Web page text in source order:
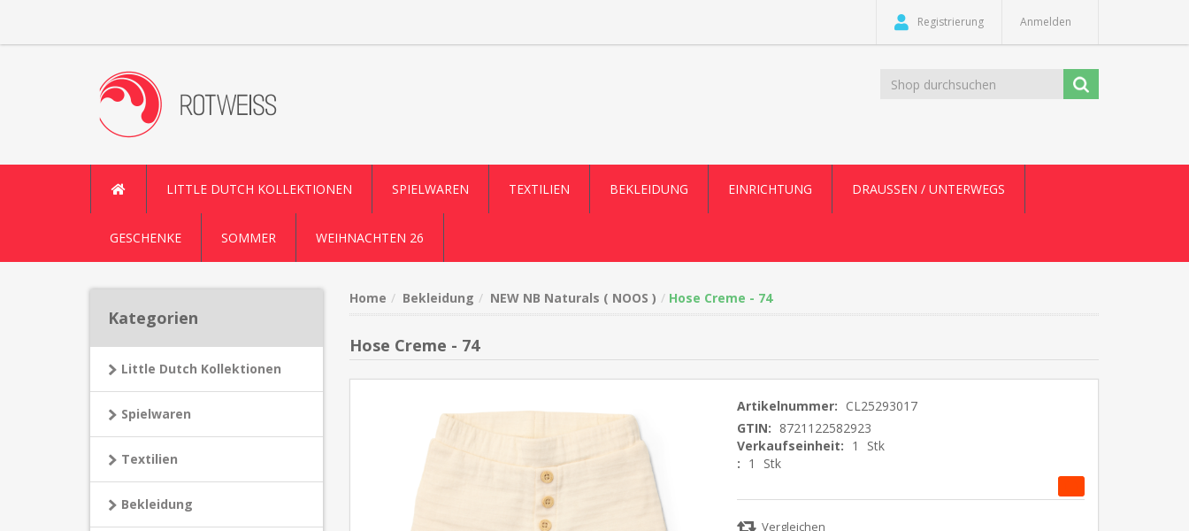
Registrierung Anmelden
LITTLE DUTCH KOLLEKTIONEN SPIELWAREN TEXTILIEN BEKLEIDUNG EINRICHTUNG DRAUSSEN / UNTERWEGS
GESCHENKE SOMMER WEIHNACHTEN 26
Kategorien
Little Dutch Kollektionen
Spielwaren
Textilien
Bekleidung
Home Bekleidung NEW NB Naturals ( NOOS ) Hose Creme - 74
Hose Creme - 74
Artikelnummer: CL25293017
GTIN: 8721122582923
Verkaufseinheit: 1
Stk
: 1 Stk